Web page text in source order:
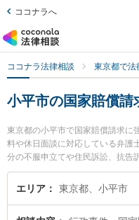
ココナラへ
ココナラ法律相談 東京都で法
小平市の国家賠償請
東京都の小平市で国家賠償請求に
料や休日面談に対応している弁護
分の不服申立てや住民訴訟、抗告
絞り込み検索もでき便利です。特
ィール情報や弁護士費用、強みな
エリア 東京都、小平市